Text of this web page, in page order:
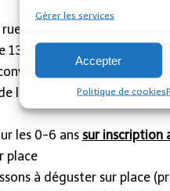
Gérer les services
Accepter
Politique de cookies
Philippe Lemercier, à
h 30 à 18 h
et pleine de bonne
la création et de
les 0-6 ans sur inscription
place
à déguster sur place